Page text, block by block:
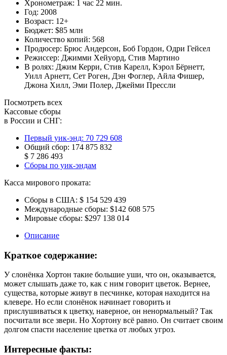
Хронометраж: 1 час 22 мин.
Год: 2008
Возраст: 12+
Бюджет: $85 млн
Количество копий: 568
Продюсер: Брюс Андерсон, Боб Гордон, Одри Гейсел
Режиссер: Джимми Хейуорд, Стив Мартино
В ролях: Джим Керри, Стив Карелл, Кэрол Бёрнетт,
Уилл Арнетт, Сет Роген, Дэн Фоглер, Айла Фишер,
Джона Хилл, Эми Полер, Джейми Прессли
Посмотреть всех
Кассовые сборы
в России и СНГ:
Первый уик-энд: 70 729 608
Общий сбор: 174 875 832
$ 7 286 493
Сборы по уик-эндам
Касса мирового проката:
Сборы в США: $ 154 529 439
Международные сборы: $142 608 575
Мировые сборы: $297 138 014
Описание
Краткое содержание:
У слонёнка Хортон такие большие уши, что он, оказывается,
может слышать даже то, как с ним говорит цветок. Вернее,
существа, которые живут в песчинке, которая находится на
клевере. Но если слонёнок начинает говорить и
прислушиваться к цветку, наверное, он ненормальный? Так
посчитали все звери. Но Хортону всё равно. Он считает своим
долгом спасти население цветка от любых угроз.
Интересные факты: